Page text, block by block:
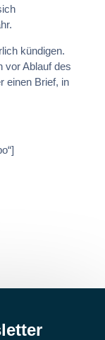
kündigen.
vor Ablauf des
einen Brief, in